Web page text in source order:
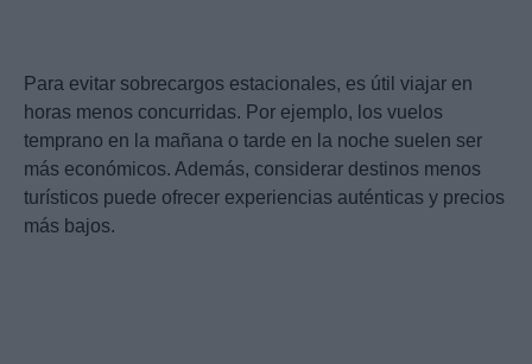
Para evitar sobrecargos estacionales, es útil viajar en
horas menos concurridas. Por ejemplo, los vuelos
temprano en la mañana o tarde en la noche suelen ser
más económicos. Además, considerar destinos menos
turísticos puede ofrecer experiencias auténticas y precios
más bajos.